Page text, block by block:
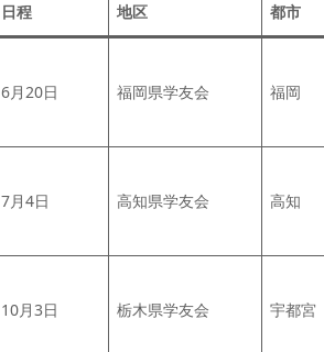
学友団
日程 地区 都市
6月20日 福岡県学友会 福岡
7月4日 高知県学友会 高知
10月3日 栃木県学友会 宇都宮